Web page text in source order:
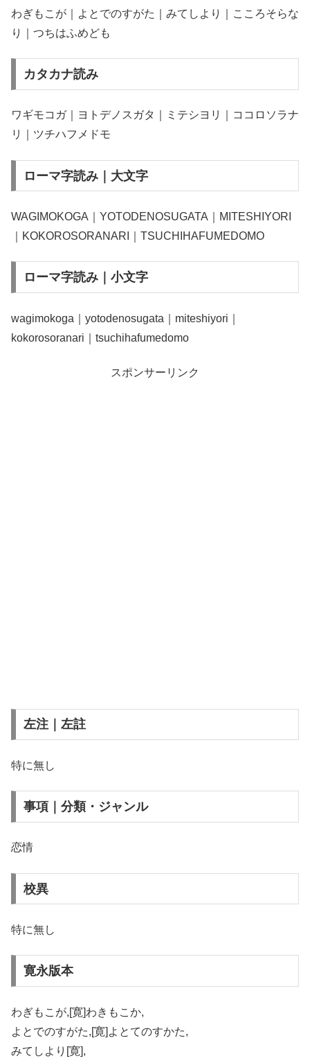
わぎもこが｜よとでのすがた｜みてしより｜こころそらな
り｜つちはふめども
カタカナ読み
ワギモコガ｜ヨトデノスガタ｜ミテシヨリ｜ココロソラナ
リ｜ツチハフメドモ
ローマ字読み｜大文字
WAGIMOKOGA｜YOTODENOSUGATA｜MITESHIYORI
｜KOKOROSORANARI｜TSUCHIHAFUMEDOMO
ローマ字読み｜小文字
wagimokoga｜yotodenosugata｜miteshiyori｜
kokorosoranari｜tsuchihafumedomo
スポンサーリンク
左注｜左註
特に無し
事項｜分類・ジャンル
恋情
校異
特に無し
寛永版本
わぎもこが,[寛]わきもこか,
よとでのすがた,[寛]よとてのすかた,
みてしより[寛],